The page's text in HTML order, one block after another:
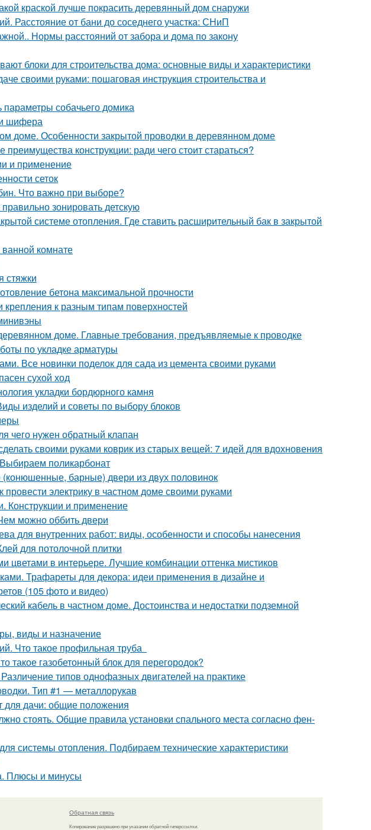
краской лучше покрасить деревянный дом снаружи
Расстояние от бани до соседнего участка: СНиП
Нормы расстояний от забора и дома по закону
блоки для строительства дома: основные виды и характеристики
своими руками: пошаговая инструкция строительства и
собачьего домика
шифера
доме. Особенности закрытой проводки в деревянном доме
конструкции: ради чего стоит стараться?
и применение
сеток
Что важно при выборе?
зонировать детскую
системе отопления. Где ставить расширительный бак в закрытой
комнате
стяжки
бетона максимальной прочности
к разным типам поверхностей
доме. Главные требования, предъявляемые к проводке
по укладке арматуры
Все новинки поделок для сада из цемента своими руками
сухой ход
укладки бордюрного камня
изделий и советы по выбору блоков
чего нужен обратный клапан
своими руками коврик из старых вещей: 7 идей для вдохновения
поликарбонат
(конюшенные, барные) двери из двух половинок
электрику в частном доме своими руками
Конструкции и применение
можно оббить двери
для внутренних работ: виды, особенности и способы нанесения
для потолочной плитки
цветами в интерьере. Лучшие комбинации оттенка мистиков
Трафареты для декора: идеи применения в дизайне и
(105 фото и видео)
кабель в частном доме. Достоинства и недостатки подземной
виды и назначение
Что такое профильная труба
такое газобетонный блок для перегородок?
типов однофазных двигателей на практике
Тип #1 — металлорукав
для дачи: общие положения
стоять. Общие правила установки спального места согласно фен-
системы отопления. Подбираем технические характеристики
Плюсы и минусы
Обратная связь
Копирование разрешено при указании обратной гиперссылки.